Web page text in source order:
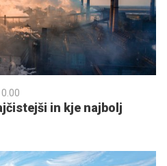
in kje najbolj